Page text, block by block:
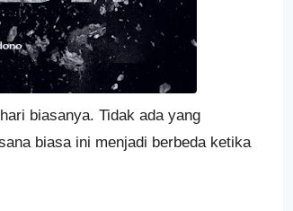
biasanya. Tidak ada yang
biasa ini menjadi berbeda ketika